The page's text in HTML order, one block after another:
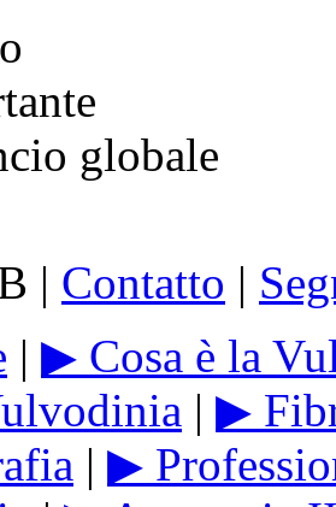
globale
| Contatto |
| ▶ Cosa è la
| ▶
| ▶